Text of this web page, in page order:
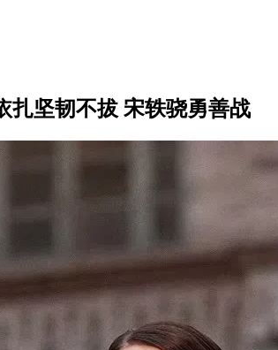
扎坚韧不拔 宋轶骁勇善战